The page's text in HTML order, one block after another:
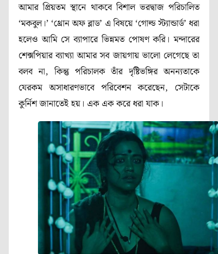
আমার প্রিয়তম স্থানে থাকবে বিশাল ভরদ্বাজ পরিচালিত
‘মকবুল।’ ‘থ্রোন অফ ব্লাড’ এ বিষয়ে ‘গোল্ড স্ট্যান্ডার্ড’ ধরা
হলেও আমি সে ব্যাপারে ভিন্নমত পোষণ করি। মন্দারের
শেক্সপিয়ার ব্যাখ্যা আমার সব জায়গায় ভালো লেগেছে তা
বলব না, কিন্তু পরিচালক তাঁর দৃষ্টিভঙ্গির অনন্যতাকে
যেরকম অসাধারণভাবে পরিবেশন করেছেন, সেটাকে
কুর্নিশ জানাতেই হয়। এক এক করে ধরা যাক।